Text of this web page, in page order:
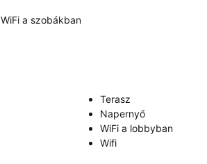
WiFi a szobákban
Terasz
Napernyő
WiFi a lobbyban
Wifi